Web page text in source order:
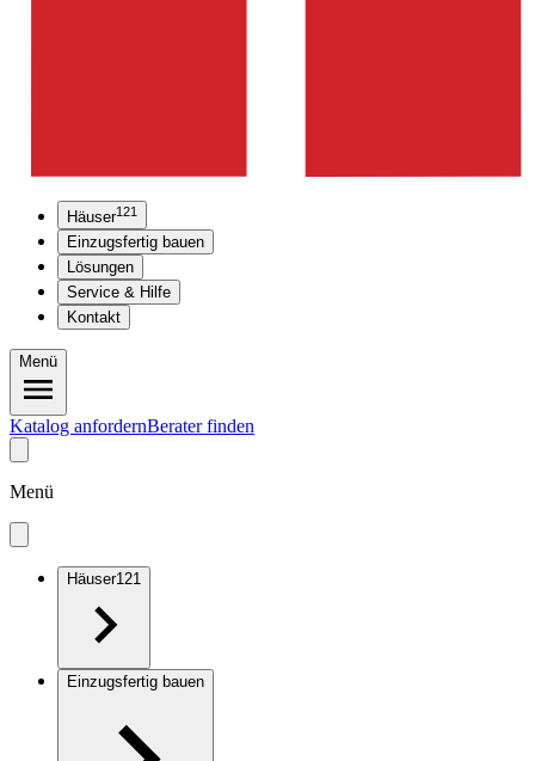
Häuser121
Einzugsfertig bauen
Lösungen
Service & Hilfe
Kontakt
Menü
Katalog anfordernBerater finden
Menü
Häuser121
Einzugsfertig bauen